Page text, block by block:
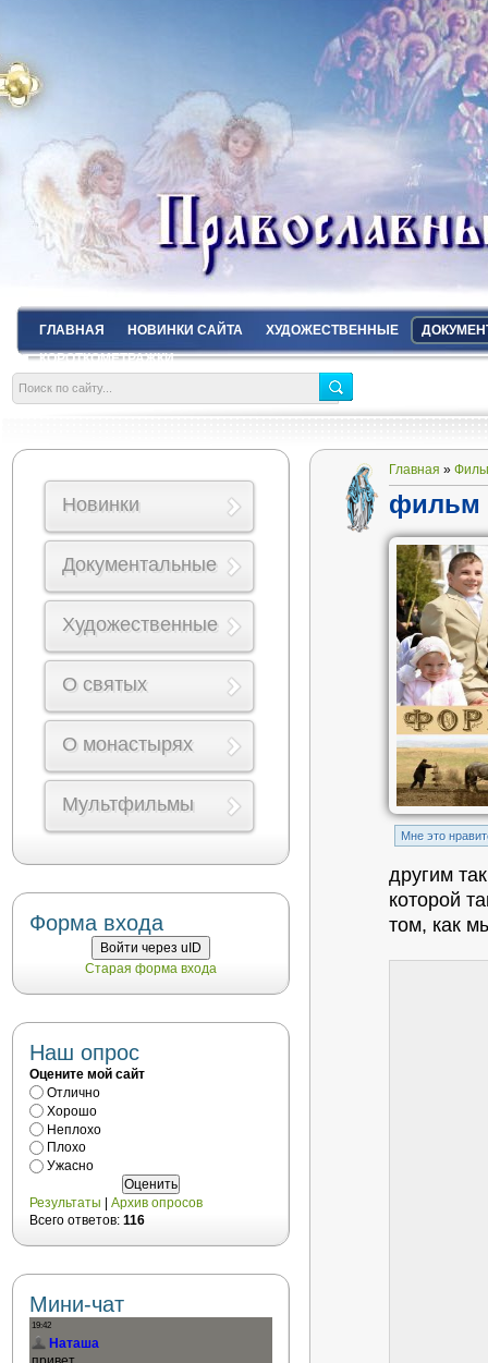
ГЛАВНАЯ НОВИНКИ САЙТА ХУДОЖЕСТВЕННЫЕ
КОРОТКОМЕТРАЖКИ
Главная »
фильм
Mне это
другим
которой
том, как
Новинки
Документальные
Художественные
О святых
О монастырях
Мультфильмы
Форма входа
Войти через uID
Старая форма входа
Наш опрос
Оцените мой сайт
Отлично
Хорошо
Неплохо
Плохо
Ужасно
Результаты
Архив опросов
Всего ответов: 116
Мини-чат